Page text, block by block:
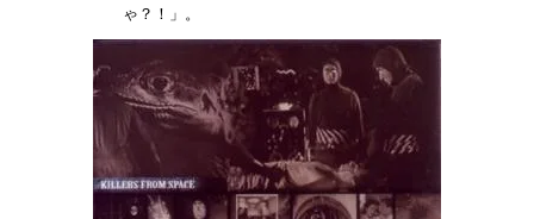
ゃ？！」。